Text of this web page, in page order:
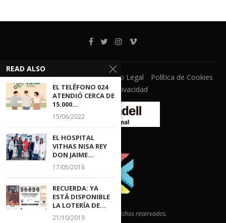
Ventanilla Unica CECOVA Aviso Legal
Política de Cookies
Política de Privacidad
@2021 - Todos los derechos reservados.
READ ALSO
EL TELÉFONO 024
ATENDIÓ CERCA DE
15.000...
15/06/2022
EL HOSPITAL
VITHAS NISA REY
DON JAIME...
17/05/2018
RECUERDA: YA
ESTÁ DISPONIBLE
LA LOTERÍA DE...
21/10/2019